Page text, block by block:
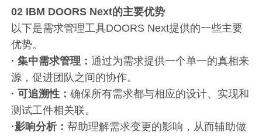
02 IBM DOORS Next的主要优势
以下是需求管理工具DOORS Next提供的一些主要
优势。
· 集中需求管理 ：通过为需求提供一个单一的真相来
源，促进团队之间的协作。
· 可追溯性：确保所有需求都与相应的设计、实现和
测试工件相关联。
·影响分析：帮助理解需求变更的影响，从而辅助做